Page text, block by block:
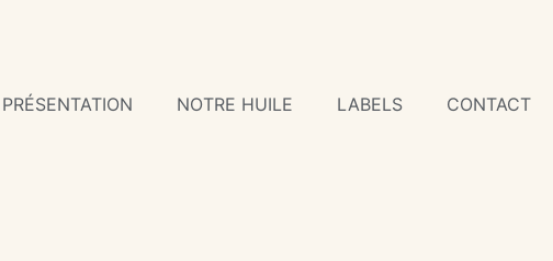
PRÉSENTATION NOTRE HUILE LABELS CONTACT